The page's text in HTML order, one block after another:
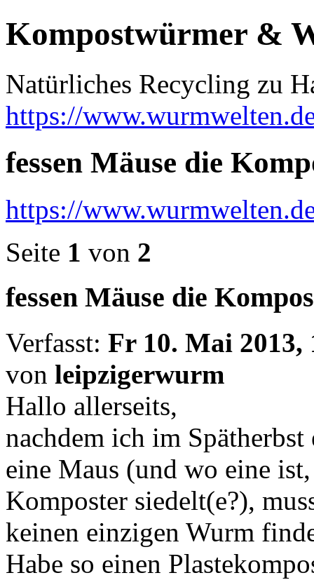
Kompostwürmer &
Natürliches Recycling zu
https://
fessen Mäuse die
https://
Seite 1 von 2
fessen Mäuse die
Verfasst: Fr 10. Mai 2013,
von leipzigerwurm
Hallo allerseits,
nachdem ich im Spätherbst
eine Maus (und wo eine
Komposter siedelt(e?),
keinen einzigen Wurm
Habe so einen